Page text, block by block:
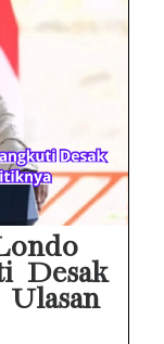
HP Huawei Cepat Panas? Ini Penyebab Utama dan Cara Mengatasinya
HP Realme Kena Air Tidak Bisa Dicas? Jangan Langsung Charge, Ini Solusinya
Eks Jampidsus Febrie Adriansyah Tersangka Korupsi Asabri Tapi Masih Terima Gaji: Mengapa Begitu?
Desak